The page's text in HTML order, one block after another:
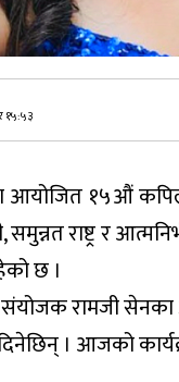
१५:५३
आयोजित १५औं
राष्ट्र र
छ ।
रामजी सेनका
। आजको